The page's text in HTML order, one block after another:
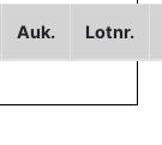
Auk. Lotnr.